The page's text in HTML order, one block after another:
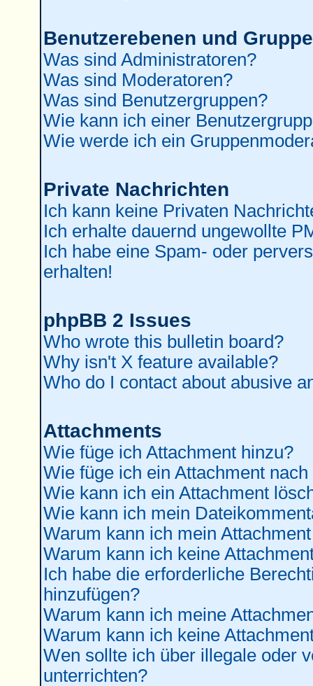
Benutzerebenen und
Was sind Administratoren?
Was sind Moderatoren?
Was sind Benutzergruppen?
Wie kann ich einer
Wie werde ich ein
Private Nachrichten
Ich kann keine Privaten
Ich erhalte dauernd ungewollte
Ich habe eine Spam- oder
erhalten!
phpBB 2 Issues
Who wrote this bulletin board?
Why isn't X feature available?
Who do I contact about abusive
Attachments
Wie füge ich Attachment hinzu?
Wie füge ich ein Attachment
Wie kann ich ein Attachment
Wie kann ich mein
Warum kann ich mein
Warum kann ich keine
Ich habe die erforderliche
hinzufügen?
Warum kann ich meine
Warum kann ich keine
Wen sollte ich über illegale oder
unterrichten?